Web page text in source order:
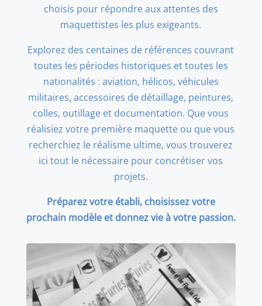
choisis pour répondre aux attentes des
maquettistes les plus exigeants.
Explorez des centaines de références couvrant
toutes les périodes historiques et toutes les
nationalités : aviation, hélicos, véhicules
militaires, accessoires de détaillage, peintures,
colles, outillage et documentation. Que vous
réalisiez votre première maquette ou que vous
recherchiez le réalisme ultime, vous trouverez
ici tout le nécessaire pour concrétiser vos
projets.
Préparez votre établi, choisissez votre
prochain modèle et donnez vie à votre passion.